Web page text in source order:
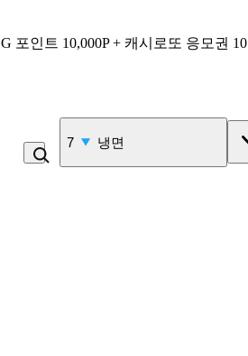
G 포인트 10,000P + 캐시로또 응모권
8 콩국수